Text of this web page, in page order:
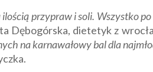
przypraw i soli. Wszystko
Dębogórska, dietetyk z
na karnawałowy bal dla